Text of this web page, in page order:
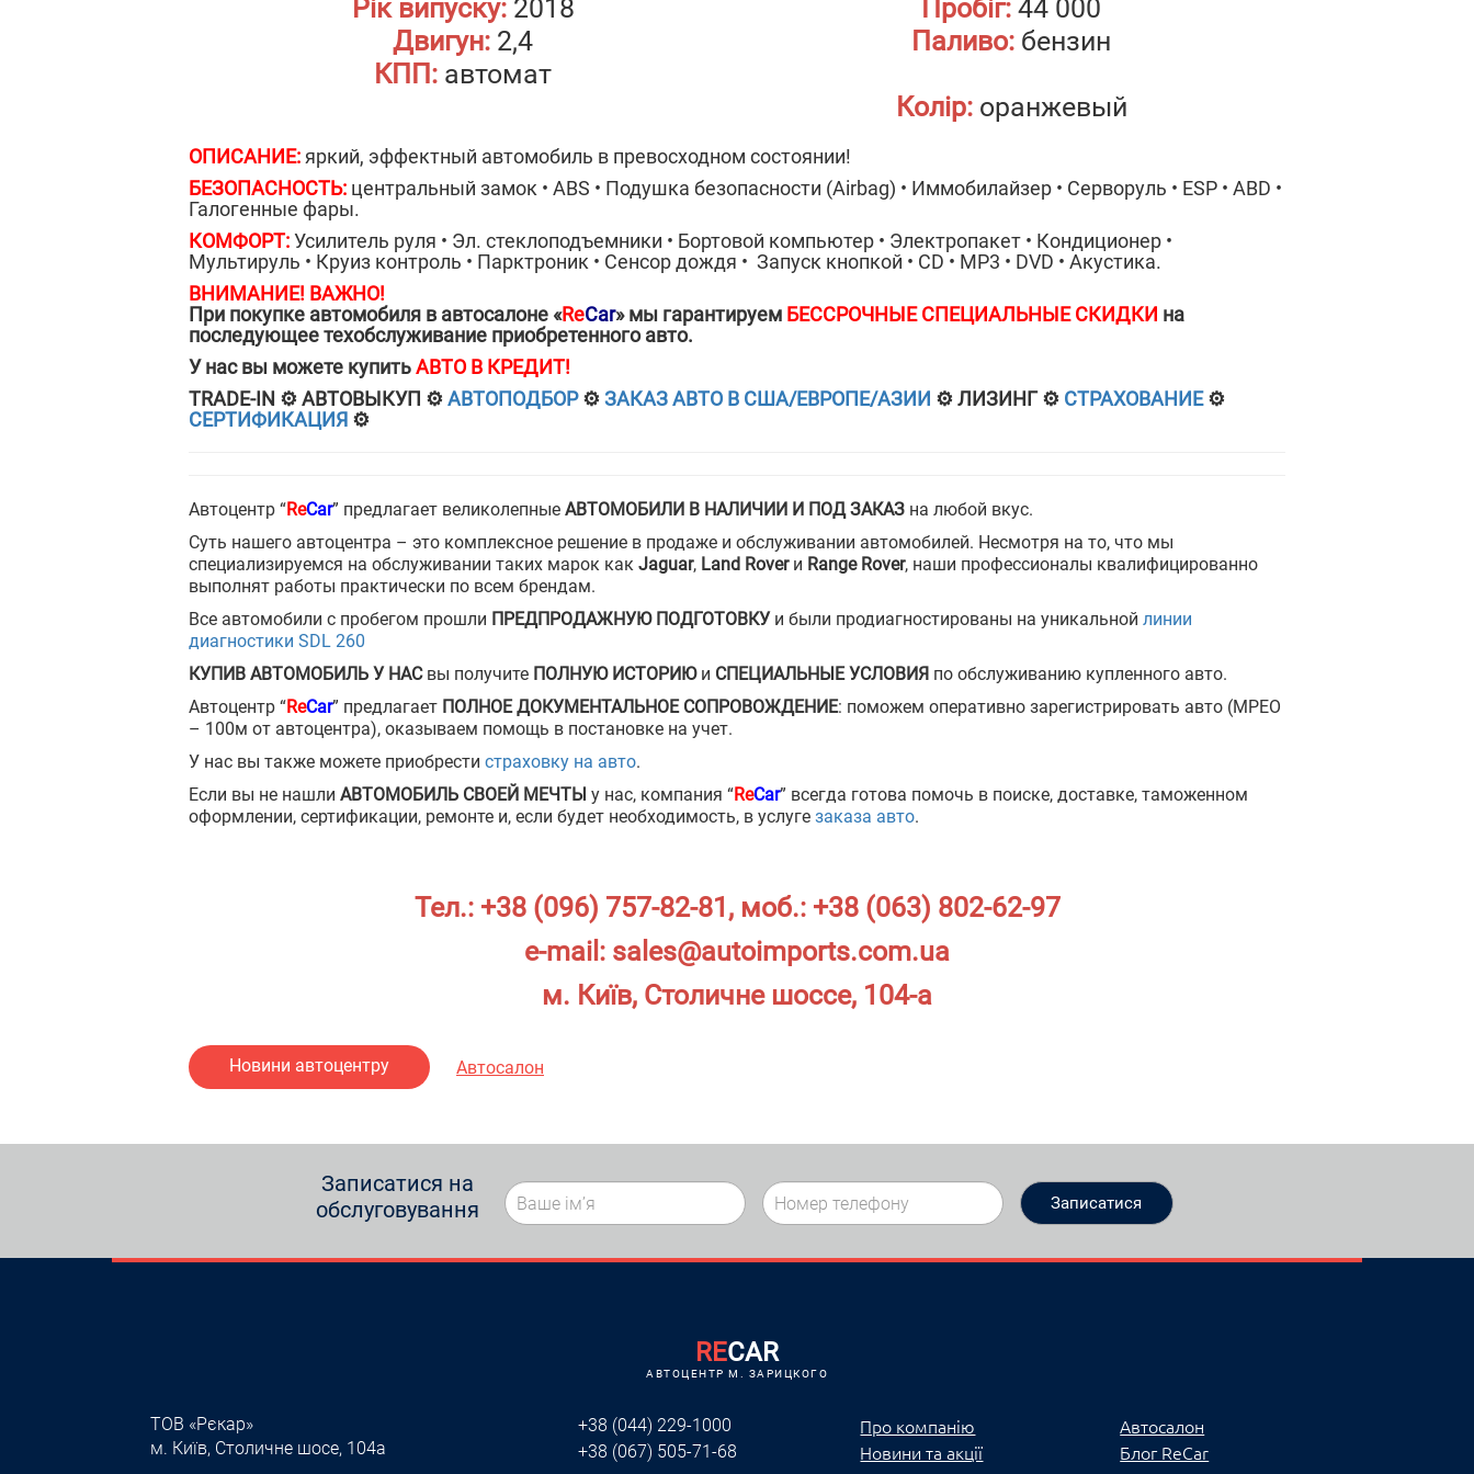
Рік випуску:2018 Пробіг: 44 000
Двигун: 2,4 Паливо: бензин
КПП: автомат
Колір:оранжевый
ОПИСАНИЕ: яркий, эффектный автомобиль в превосходном состоянии!
БЕЗОПАСНОСТЬ: центральный замок • ABS • Подушка безопасности (Airbag) • Иммобилайзер • Серворуль • ESP • ABD •
Галогенные фары.
КОМФОРТ:Усилитель руля • Эл. стеклоподъемники • Бортовой компьютер • Электропакет • Кондиционер •
Мультируль • Круиз контроль • Парктроник • Сенсор дождя • Запуск кнопкой • CD • МР3 • DVD • Акустика.
ВНИМАНИЕ! ВАЖНО!
При покупке автомобиля в автосалоне «ReCar» мы гарантируем БЕССРОЧНЫЕ СПЕЦИАЛЬНЫЕ СКИДКИ на
последующее техобслуживание приобретенного авто.
У нас вы можете купитьАВТО В КРЕДИТ!
ТRADE-IN ⚙️ АВТОВЫКУП ⚙️АВТОПОДБОР⚙️ЗАКАЗ АВТО В США/ЕВРОПЕ/АЗИИ ⚙️ ЛИЗИНГ ⚙️ СТРАХОВАНИЕ⚙️
СЕРТИФИКАЦИЯ ⚙️
Автоцентр “ReCar” предлагает великолепные АВТОМОБИЛИ В НАЛИЧИИ И ПОД ЗАКАЗ на любой вкус.
Суть нашего автоцентра – это комплексное решение в продаже и обслуживании автомобилей. Несмотря на то, что мы
специализируемся на обслуживании таких марок как Jaguar, Land Roverи Range Rover, наши профессионалы квалифицированно
выполнят работы практически по всем брендам.
Все автомобили с пробегом прошли ПРЕДПРОДАЖНУЮ ПОДГОТОВКУи были продиагностированы на уникальной линии
диагностики SDL 260
КУПИВ АВТОМОБИЛЬ У НАС вы получите ПОЛНУЮ ИСТОРИЮи СПЕЦИАЛЬНЫЕ УСЛОВИЯ по обслуживанию купленного авто.
Автоцентр “ReCar” предлагает ПОЛНОЕ ДОКУМЕНТАЛЬНОЕ СОПРОВОЖДЕНИЕ: поможем оперативно зарегистрировать авто (МРЕО
– 100м от автоцентра), оказываем помощь в постановке на учет.
У нас вы также можете приобрести страховку на авто.
Если вы не нашли АВТОМОБИЛЬ СВОЕЙ МЕЧТЫ у нас, компания “ReCar” всегда готова помочь в поиске, доставке, таможенном
оформлении, сертификации, ремонте и, если будет необходимость, в услуге заказа авто.
Тел.: +38 (096) 757-82-81 , моб.: +38 (063) 802-62-97
e-mail: sales@autoimports.com.ua
м. Київ, Столичне шоссе, 104-а
Новини автоцентру Автосалон
Записатися на
обслуговування
RECAR
АВТОЦЕНТР M. ЗАРИЦКОГО
ТОВ «Рєкар»
м. Київ, Столичне шосе, 104а
+38 (044) 229-1000
+38 (067) 505-71-68
Про компанію
Новини та акції
Автосалон
Блог ReCar